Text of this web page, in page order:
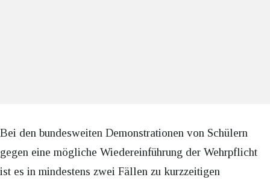
Bei den bundesweiten Demonstrationen von Schülern
gegen eine mögliche Wiedereinführung der Wehrpflicht
ist es in mindestens zwei Fällen zu kurzzeitigen